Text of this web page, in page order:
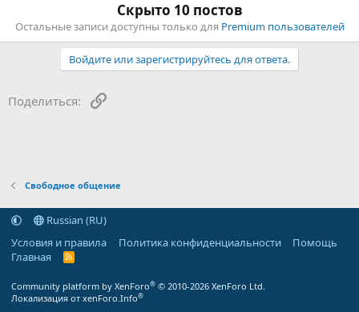
Скрыто 10 постов
Остальные записи доступны только для Premium пользователей
Войдите или зарегистрируйтесь для ответа.
Поделиться: Ссылка
Свободное общение
Russian (RU)
Условия и правила
Политика конфиденциальности
Помощь
Главная
R
Community platform by XenForo® © 2010-2026 XenForo Ltd.
Локализация от xenForo.Info®